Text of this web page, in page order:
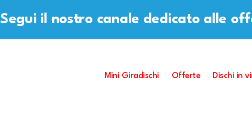
Segui il nostro canale dedicato alle
Mini Giradischi Offerte Dischi in